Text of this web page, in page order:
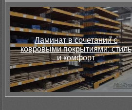
Ламинат в сочетании с
ковровыми покрытиями: стиль
и комфорт